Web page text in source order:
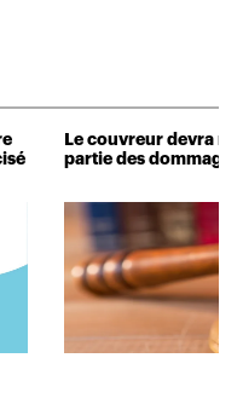
Le couvreur devra
partie des dommages